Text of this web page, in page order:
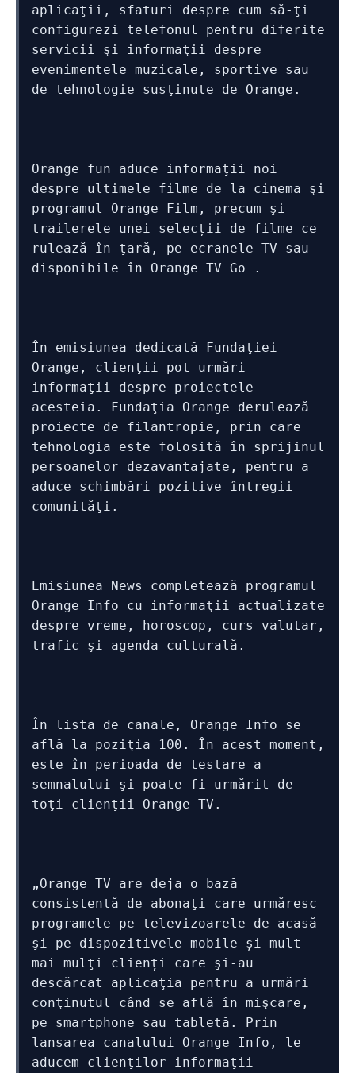
aplicaţii, sfaturi despre cum să-ţi
configurezi telefonul pentru diferite
servicii şi informaţii despre
evenimentele muzicale, sportive sau
de tehnologie susţinute de Orange.
Orange fun aduce informaţii noi
despre ultimele filme de la cinema şi
programul Orange Film, precum şi
trailerele unei selecții de filme ce
rulează în ţară, pe ecranele TV sau
disponibile în Orange TV Go .
În emisiunea dedicată Fundaţiei
Orange, clienţii pot urmări
informaţii despre proiectele
acesteia. Fundaţia Orange derulează
proiecte de filantropie, prin care
tehnologia este folosită în sprijinul
persoanelor dezavantajate, pentru a
aduce schimbări pozitive întregii
comunităţi.
Emisiunea News completează programul
Orange Info cu informaţii actualizate
despre vreme, horoscop, curs valutar,
trafic şi agenda culturală.
În lista de canale, Orange Info se
află la poziţia 100. În acest moment,
este în perioada de testare a
semnalului şi poate fi urmărit de
toţi clienţii Orange TV.
„Orange TV are deja o bază
consistentă de abonaţi care urmăresc
programele pe televizoarele de acasă
şi pe dispozitivele mobile și mult
mai mulţi clienți care şi-au
descărcat aplicaţia pentru a urmări
conţinutul când se află în mişcare,
pe smartphone sau tabletă. Prin
lansarea canalului Orange Info, le
aducem clienţilor informaţii